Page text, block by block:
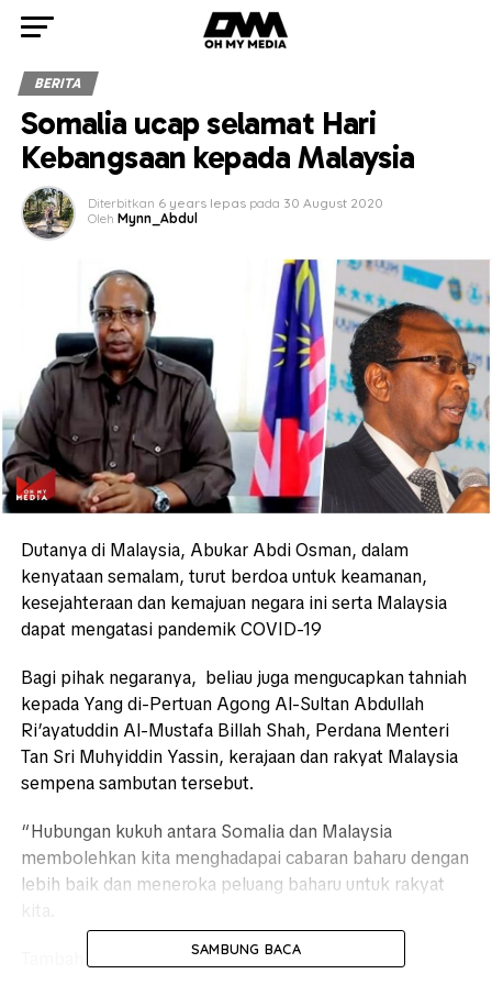
BERITA
Somalia ucap selamat Hari
Kebangsaan kepada Malaysia
Diterbitkan 6 years lepas pada 30 August 2020
Oleh Mynn_Abdul
Dutanya di Malaysia, Abukar Abdi Osman, dalam
kenyataan semalam, turut berdoa untuk keamanan,
kesejahteraan dan kemajuan negara ini serta Malaysia
dapat mengatasi pandemik COVID-19
Bagi pihak negaranya, beliau juga mengucapkan tahniah
kepada Yang di-Pertuan Agong Al-Sultan Abdullah
Ri’ayatuddin Al-Mustafa Billah Shah, Perdana Menteri
Tan Sri Muhyiddin Yassin, kerajaan dan rakyat Malaysia
sempena sambutan tersebut.
“Hubungan kukuh antara Somalia dan Malaysia
membolehkan kita menghadapai cabaran baharu dengan
lebih baik dan meneroka peluang baharu untuk rakyat
Tambah beliau, pihaknya mahu membangunkan
SAMBUNG BACA